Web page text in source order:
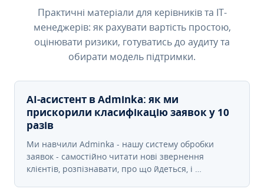
Практичні матеріали для керівників та IT-
менеджерів: як рахувати вартість простою,
оцінювати ризики, готуватись до аудиту та
обирати модель підтримки.
AI-асистент в Adminka: як ми
прискорили класифікацію заявок у 10
разів
Ми навчили Adminka - нашу систему обробки
заявок - самостійно читати нові звернення
клієнтів, розпізнавати, про що йдеться, і …